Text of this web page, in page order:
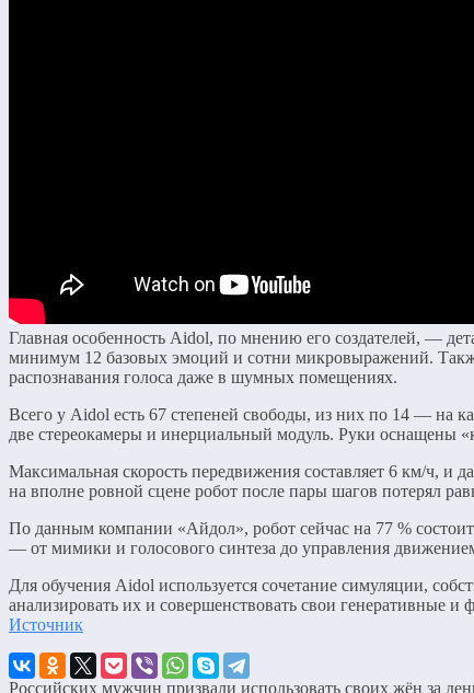
Главная особенность Aidol, по мнению его создателей, —
минимум 12 базовых эмоций и сотни микровыражений.
распознавания голоса даже в шумных помещениях.
Всего у Aidol есть 67 степеней свободы, из них по 14 — на
две стереокамеры и инерциальный модуль. Руки оснащены
Максимальная скорость передвижения составляет 6 км/ч, и
на вполне ровной сцене робот после пары шагов потерял
По данным компании «Айдол», робот сейчас на 77 %
— от мимики и голосового синтеза до управления
Для обучения Aidol используется сочетание симуляции,
анализировать их и совершенствовать свои генеративные
Источник
Российских мужчин призвали использовать своих жён за